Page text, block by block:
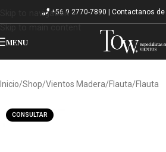
Skip to navigation
Skip to main content
+56 9 2770-7890 | Contactanos de
MENU
Inicio/Shop/Vientos Madera/Flauta/Flauta
CONSULTAR